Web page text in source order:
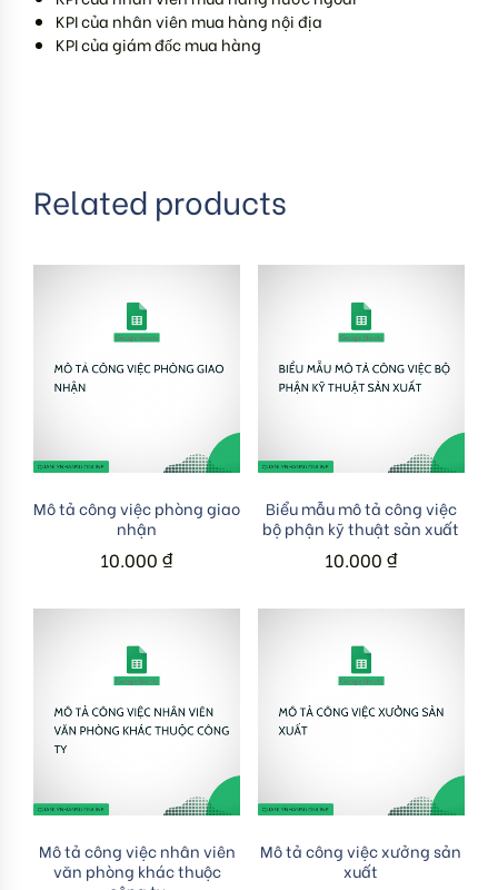
KPI của nhân viên mua hàng nội địa
KPI của giám đốc mua hàng
Related products
Add to cart
Mô tả công việc phòng giao
nhận
10.000₫
Add to cart
Biểu mẫu mô tả công việc
bộ phận kỹ thuật sản xuất
10.000 ₫
Add to cart
Mô tả công việc nhân viên
văn phòng khác thuộc
Add to cart
Mô tả công việc xưởng sản
xuất